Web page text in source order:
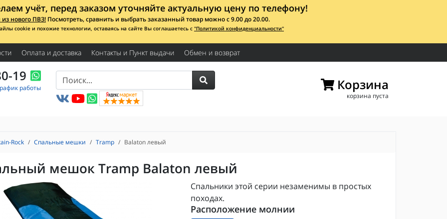
учёт, перед заказом уточняйте актуальную цену по телефону!
нового ПВЗ! Посмотреть, сравнить и выбрать заказанный товар можно с 9.00 до 20.00.
cookie и похожие технологии, оставаясь на сайте Вы соглашаетесь с "Политикой конфиденциальности"
Оплата и доставка Контакты и Пункт выдачи Обмен и возврат
19
работы Корзина
корзина пуста
Rock Спальные мешки Tramp Balaton левый
мешок Tramp Balaton левый
Спальники этой серии незаменимы в простых
походах.
Расположение молнии